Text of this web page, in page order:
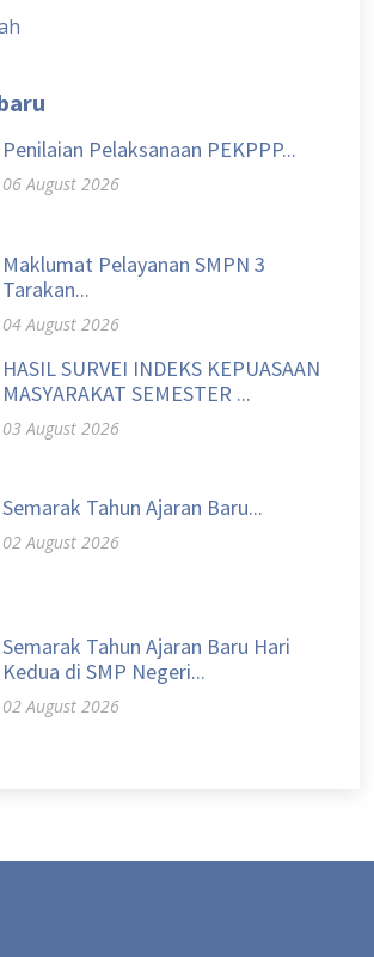
Penilaian Pelaksanaan PEKPPP...
06 August 2026
Maklumat Pelayanan SMPN 3
Tarakan...
04 August 2026
HASIL SURVEI INDEKS KEPUASAAN
MASYARAKAT SEMESTER ...
03 August 2026
Semarak Tahun Ajaran Baru...
02 August 2026
Semarak Tahun Ajaran Baru Hari
Kedua di SMP Negeri...
02 August 2026